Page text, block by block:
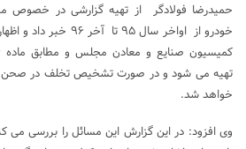
حمیدرضا فولادگر از تهیه گزارشی در خصوص
خودرو از اواخر سال ۹۵
تهیه می شود و در صورت تشخیص تخلف در صحن
خواهد شد.
وی افزود: در این گزارش این مسائل را بررسی